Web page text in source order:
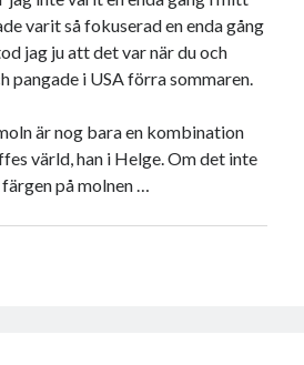
varit så fokuserad en enda gång
jag ju att det var när du och
pangade i USA förra sommaren.
är nog bara en kombination
värld, han i Helge. Om det inte
på molnen …